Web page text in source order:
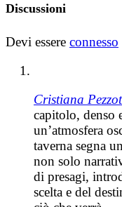
Discussioni
Devi essere connesso
Cristiana
capitolo, denso
un’atmosfera
taverna segna
non solo
di presagi,
scelta e del